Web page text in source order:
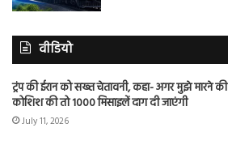
वीडियो
ट्रंप की ईरान को सख्त चेतावनी, कहा- अगर मुझे मारने की
कोशिश की तो 1000 मिसाइलें दाग दी जाएंगी
July 11, 2026